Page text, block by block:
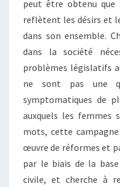
peut être obtenu
reflètent les désirs et
dans son ensemble.
dans la société
problèmes législatifs
ne sont pas une
symptomatiques de
auxquels les femmes
mots, cette
œuvre de réformes et
par le biais de la
civile, et cherche à